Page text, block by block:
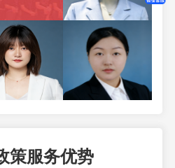
策服务优势